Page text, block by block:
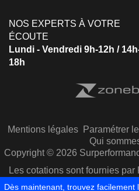
NOS EXPERTS À VOTRE
ÉCOUTE
Lundi - Vendredi 9h-12h /
18h
Mentions légales Paramétrer
Qui
Copyright © 2026
Les cotations sont fournies
Capital
Dès maintenant, trouvez facilement